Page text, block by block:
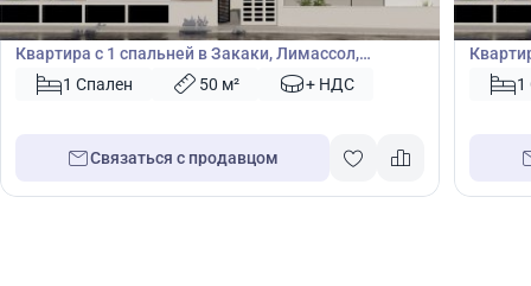
Квартира
Квартира с 1 спальней в Закаки, Лимассол,
Лимасол, Кипр № 45464
1 Спален 50 м² + НДС
Связаться с продавцом
1